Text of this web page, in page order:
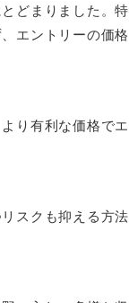
どまりました。特
エントリーの価格
り有利な価格でエ
スクも抑える方法